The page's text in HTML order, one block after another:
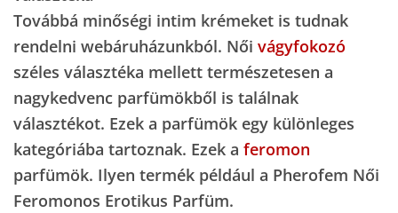
Továbbá minőségi intim krémeket is tudnak
rendelni webáruházunkból. Női vágyfokozó
széles választéka mellett természetesen a
nagykedvenc parfümökből is találnak
választékot. Ezek a parfümök egy különleges
kategóriába tartoznak. Ezek a feromon
parfümök. Ilyen termék például a Pherofem Női
Feromonos Erotikus Parfüm.